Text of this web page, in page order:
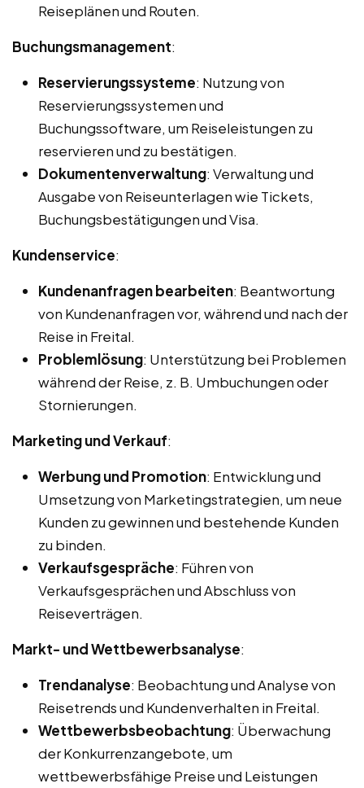
Reiseplänen und Routen.
Buchungsmanagement:
Reservierungssysteme: Nutzung von
Reservierungssystemen und
Buchungssoftware, um Reiseleistungen zu
reservieren und zu bestätigen.
Dokumentenverwaltung: Verwaltung und
Ausgabe von Reiseunterlagen wie Tickets,
Buchungsbestätigungen und Visa.
Kundenservice:
Kundenanfragen bearbeiten: Beantwortung
von Kundenanfragen vor, während und nach der
Reise in Freital.
Problemlösung: Unterstützung bei Problemen
während der Reise, z. B. Umbuchungen oder
Stornierungen.
Marketing und Verkauf:
Werbung und Promotion: Entwicklung und
Umsetzung von Marketingstrategien, um neue
Kunden zu gewinnen und bestehende Kunden
zu binden.
Verkaufsgespräche: Führen von
Verkaufsgesprächen und Abschluss von
Reiseverträgen.
Markt- und Wettbewerbsanalyse:
Trendanalyse: Beobachtung und Analyse von
Reisetrends und Kundenverhalten in Freital.
Wettbewerbsbeobachtung: Überwachung
der Konkurrenzangebote, um
wettbewerbsfähige Preise und Leistungen